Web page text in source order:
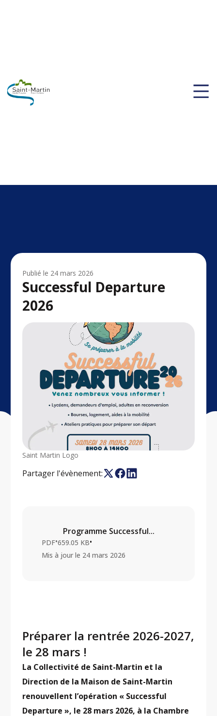
Publié le 24 mars 2026
Successful Departure
2026
Saint Martin Logo
Partager l'évènement:
Programme Successful...
PDF•659.05 KB•
Mis à jour le 24 mars 2026
Préparer la rentrée 2026-2027,
le 28 mars !
La Collectivité de Saint-Martin et la
Direction de la Maison de Saint-Martin
renouvellent l’opération « Successful
Departure », le 28 mars 2026, à la Chambre